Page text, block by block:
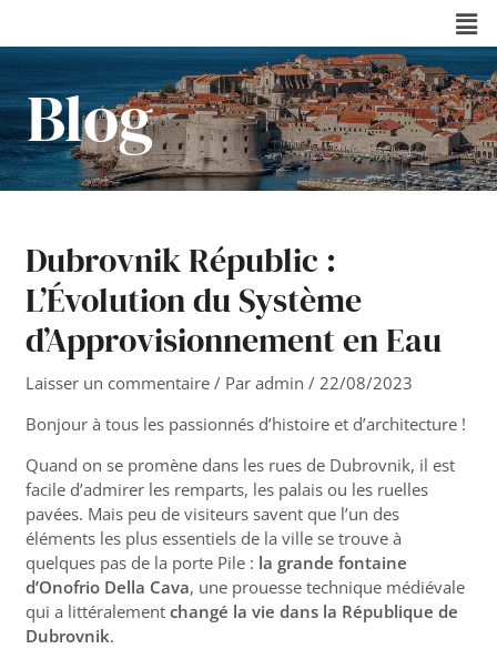
contenu
Blog
Dubrovnik Républic :
L’Évolution du Système
d’Approvisionnement en Eau
Laisser un commentaire / Paradmin/22/08/2023
Bonjour à tous les passionnés d’histoire et d’architecture !
Quand on se promène dans les rues de Dubrovnik, il est
facile d’admirer les remparts, les palais ou les ruelles
pavées. Mais peu de visiteurs savent que l’un des
éléments les plus essentiels de la ville se trouve à
quelques pas de la porte Pile : la grande fontaine
d’Onofrio Della Cava, une prouesse technique médiévale
qui a littéralementchangé la vie dans la République de
Dubrovnik.
articles